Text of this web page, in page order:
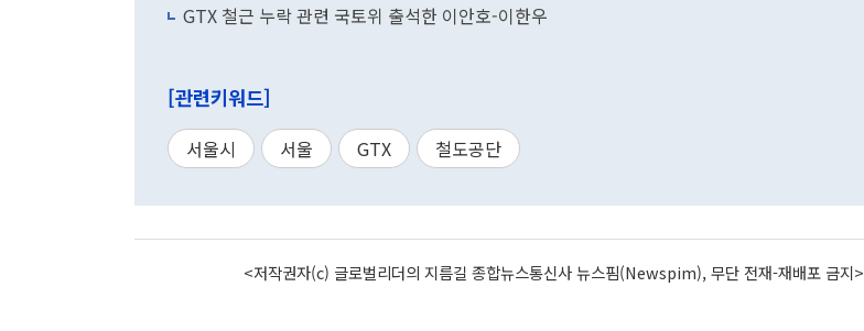
GTX 철근 누락 관련 국토위 출석한 이안호-이한우
[관련키워드]
서울시 서울 GTX 철도공단
<저작권자(c) 글로벌리더의 지름길 종합뉴스통신사 뉴스핌(Newspim), 무단 전재-재배포 금지>